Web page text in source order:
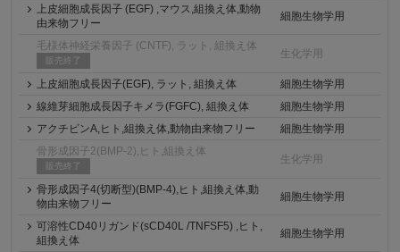
上皮細胞成長因子 (EGF) ,マウス,組換え体,動物
由来物フリー
細胞生物学用
毛様体神経栄養因子 (CNTF), ラット, 組換え体
販売終了
生化学用
上皮細胞成長因子(EGF), ラット, 組換え体
細胞生物学用
線維芽細胞成長因子キメラ(FGFC), 組換え体
細胞生物学用
アクチビンA,ヒト,組換え体,動物由来物フリー
細胞生物学用
骨形成因子2(BMP-2),ヒト,組換え体
販売終了
生化学用
骨形成因子4(切断型)(BMP-4),ヒト,組換え体,動
物由来物フリー
細胞生物学用
可溶性CD40リガンド(sCD40L /TNFSF5) ,ヒト,
組換え体
細胞生物学用